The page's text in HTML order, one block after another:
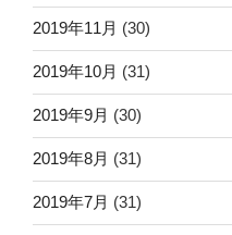
2019年11月 (30)
2019年10月 (31)
2019年9月 (30)
2019年8月 (31)
2019年7月 (31)